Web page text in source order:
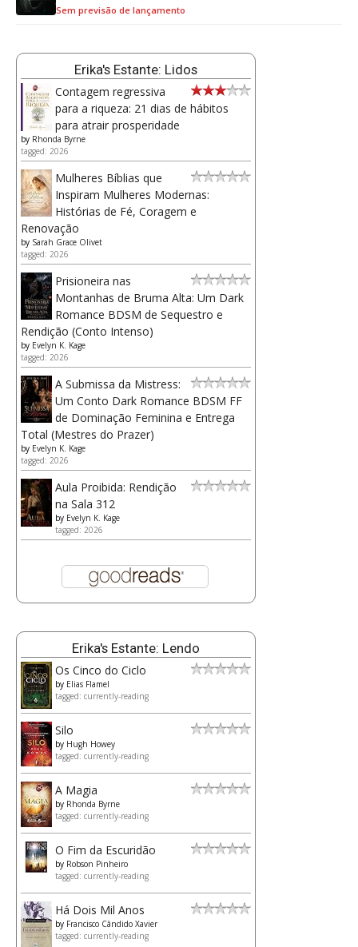
Sem previsão de lançamento
Erika's Estante: Lidos
Contagem regressiva
para a riqueza: 21 dias de hábitos
para atrair prosperidade
by Rhonda Byrne
tagged: 2026
Mulheres Bíblias que
Inspiram Mulheres Modernas:
Histórias de Fé, Coragem e
Renovação
by Sarah Grace Olivet
tagged: 2026
Prisioneira nas
Montanhas de Bruma Alta: Um Dark
Romance BDSM de Sequestro e
Rendição (Conto Intenso)
by Evelyn K. Kage
tagged: 2026
A Submissa da Mistress:
Um Conto Dark Romance BDSM FF
de Dominação Feminina e Entrega
Total (Mestres do Prazer)
by Evelyn K. Kage
tagged: 2026
Aula Proibida: Rendição
na Sala 312
by Evelyn K. Kage
tagged: 2026
Erika's Estante: Lendo
Os Cinco do Ciclo
by Elias Flamel
tagged: currently-reading
Silo
by Hugh Howey
tagged: currently-reading
A Magia
by Rhonda Byrne
tagged: currently-reading
O Fim da Escuridão
by Robson Pinheiro
tagged: currently-reading
Há Dois Mil Anos
by Francisco Cândido Xavier
tagged: currently-reading